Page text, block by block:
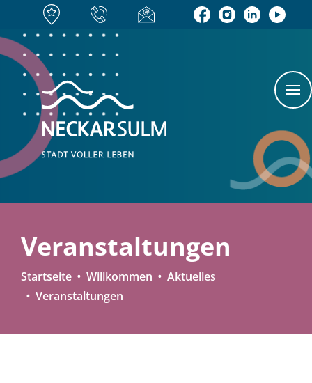
Veranstaltungen
Startseite Willkommen
Aktuelles
Veranstaltungen